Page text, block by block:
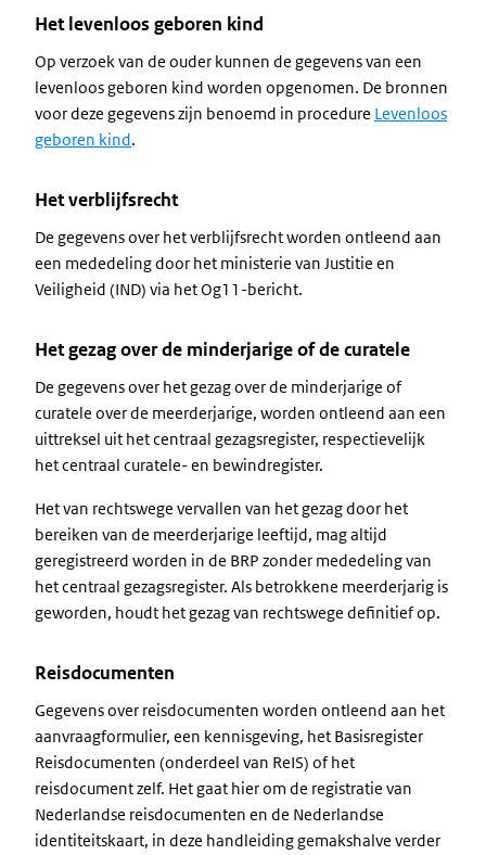
Het levenloos geboren kind
Op verzoek van de ouder kunnen de gegevens van een
levenloos geboren kind worden opgenomen. De bronnen
voor deze gegevens zijn benoemd in procedure Levenloos
geboren kind.
Het verblijfsrecht
De gegevens over het verblijfsrecht worden ontleend aan
een mededeling door het ministerie van Justitie en
Veiligheid (IND) via het Og11-bericht.
Het gezag over de minderjarige of de curatele
De gegevens over het gezag over de minderjarige of
curatele over de meerderjarige, worden ontleend aan een
uittreksel uit het centraal gezagsregister, respectievelijk
het centraal curatele- en bewindregister.
Het van rechtswege vervallen van het gezag door het
bereiken van de meerderjarige leeftijd, mag altijd
geregistreerd worden in de BRP zonder mededeling van
het centraal gezagsregister. Als betrokkene meerderjarig is
geworden, houdt het gezag van rechtswege definitief op.
Reisdocumenten
Gegevens over reisdocumenten worden ontleend aan het
aanvraagformulier, een kennisgeving, het Basisregister
Reisdocumenten (onderdeel van ReIS) of het
reisdocument zelf. Het gaat hier om de registratie van
Nederlandse reisdocumenten en de Nederlandse
identiteitskaart, in deze handleiding gemakshalve verder